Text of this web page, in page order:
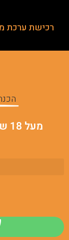
רכישת ערכת
מעל 18 שנים - מחברים אתכם להצלחה